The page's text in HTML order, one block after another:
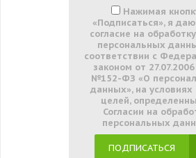
Нажимая
«Подписаться», я
согласие на
персональных
соответствии с
законом от
№152-ФЗ «О
данных», на условиях
целей,
Согласии на
персональных
ПОДПИСАТЬСЯ